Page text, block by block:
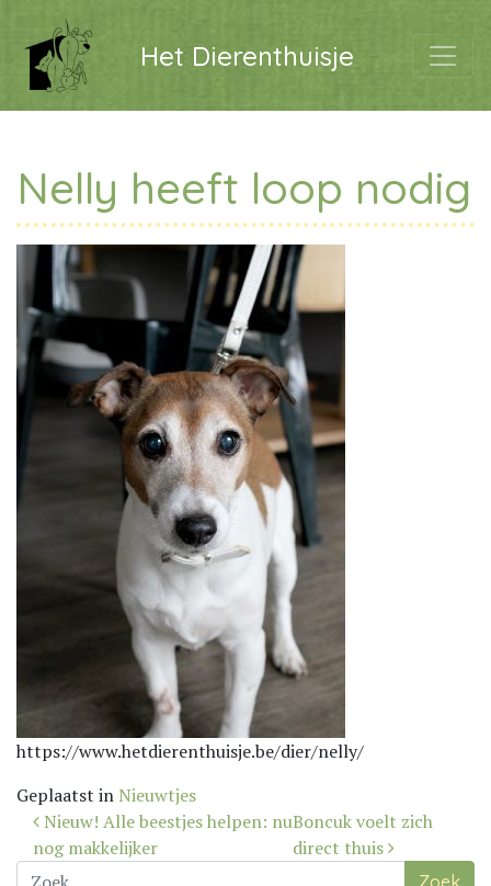
Het Dierenthuisje
Nelly heeft loop nodig
https://www.hetdierenthuisje.be/dier/nelly/
Geplaatst in Nieuwtjes
Bericht
navigatie
Nieuw! Alle beestjes helpen: nu
nog makkelijker
Boncuk voelt zich
direct thuis
Zoek